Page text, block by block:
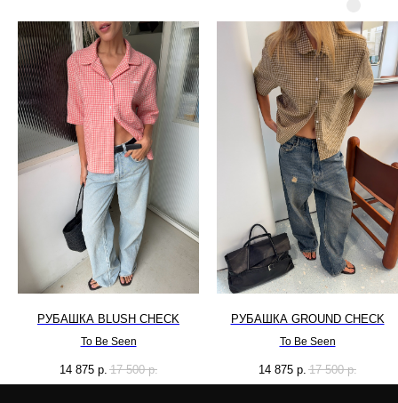
РУБАШКА BLUSH CHECK
To Be Seen
14 875 р. 17 500 р.
РУБАШКА GROUND CHECK
To Be Seen
14 875 р. 17 500 р.